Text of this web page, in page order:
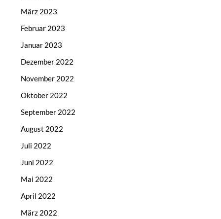
März 2023
Februar 2023
Januar 2023
Dezember 2022
November 2022
Oktober 2022
September 2022
August 2022
Juli 2022
Juni 2022
Mai 2022
April 2022
März 2022